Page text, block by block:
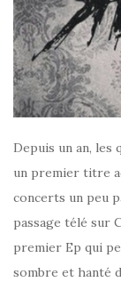
Depuis un an, les
un premier titre
concerts un peu
passage télé sur
premier Ep qui
sombre et hanté